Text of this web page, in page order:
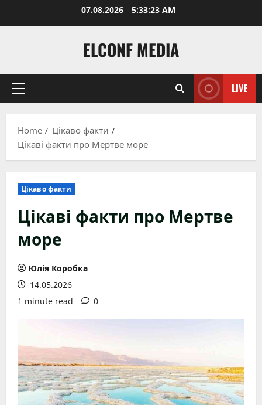
07.08.2026 5:33:24 AM
ELCONF MEDIA
Primary
LIVE
Home
Цікаво факти
Цікаві факти про Мертве море
Цікаво факти
Цікаві факти про Мертве
море
Юлія Коробка
14.05.2026
1 minute read
0